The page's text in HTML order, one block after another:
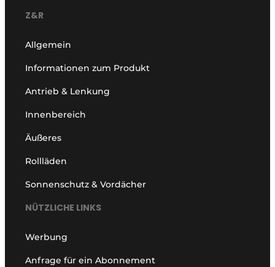
Z&R
Allgemein
Informationen zum Produkt
Antrieb & Lenkung
Innenbereich
Äußeres
Rollläden
Sonnenschutz & Vordächer
NÜTZLICHE LINKS
Werbung
Anfrage für ein Abonnement